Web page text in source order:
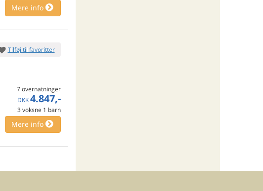
Mere info
Tilføj til favoritter
7 overnatninger
DKK 4.847,-
3 voksne 1 barn
Mere info